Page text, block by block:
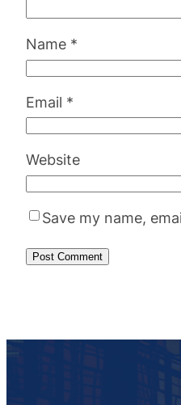
Name *
Email *
Website
Save my name,